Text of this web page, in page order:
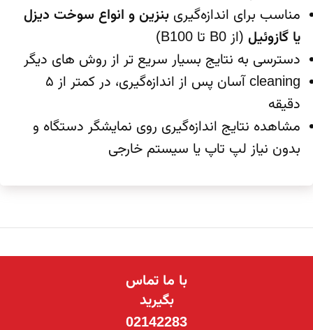
مناسب برای اندازه‌گیری بنزین و انواع سوخت دیزل
یا گازوئیل (از B0 تا B100)
دسترسی به نتایج بسیار سریع تر از روش های دیگر
cleaning آسان پس از اندازه‌گیری، در کمتر از ۵
دقیقه
مشاهده نتایج اندازه‌گیری روی نمایشگر دستگاه و
بدون نیاز لپ تاپ یا سیستم خارجی
با ما تماس
بگیرید
02142283